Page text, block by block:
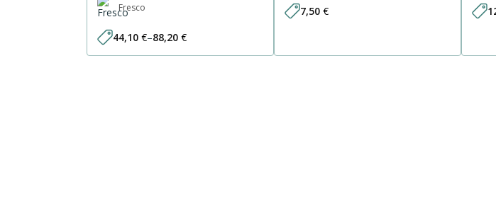
Fresco
44,10 €–88,20 €
Price
range:
7,50 €